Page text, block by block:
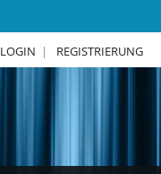
LOGIN REGISTRIERUNG